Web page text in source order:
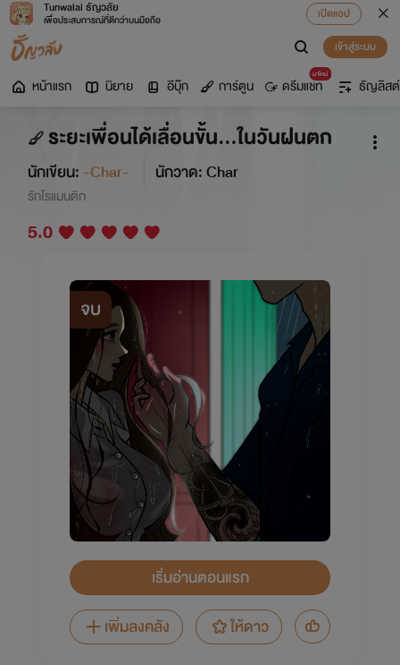
Tunwalai ธัญวลัย
เพื่อประสบการณ์ที่ดีกว่าบนมือถือ
เปิดแอป
เข้าสู่ระบบ
หน้าแรก นิยาย อีบุ๊ก การ์ตูน
มาใหม่
ดรีมแชท ธัญลิสต์
ระยะเพื่อนได้เลื่อนขั้น...ในวันฝนตก
นักเขียน: -Char- นักวาด: Char
รักโรแมนติก
5.0
จบ
เริ่มอ่านตอนแรก
เพิ่มลงคลัง
ให้ดาว